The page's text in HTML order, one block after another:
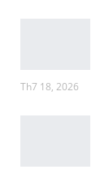
Th7 18, 2026